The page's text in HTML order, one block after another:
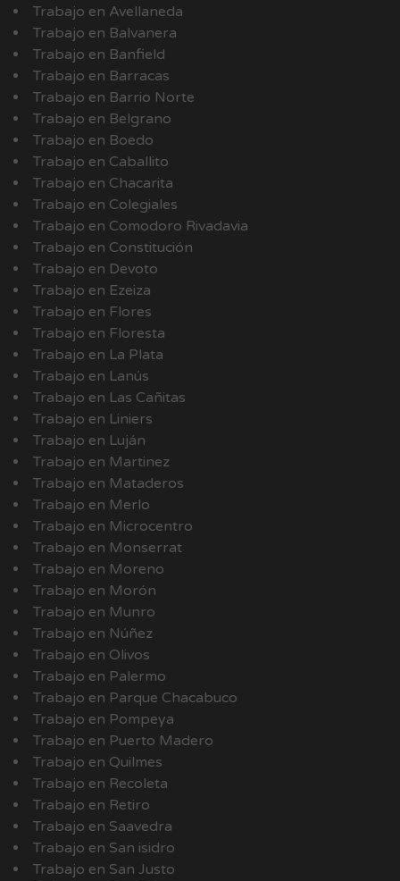
Trabajo en Avellaneda
Trabajo en Balvanera
Trabajo en Banfield
Trabajo en Barracas
Trabajo en Barrio Norte
Trabajo en Belgrano
Trabajo en Boedo
Trabajo en Caballito
Trabajo en Chacarita
Trabajo en Colegiales
Trabajo en Comodoro Rivadavia
Trabajo en Constitución
Trabajo en Devoto
Trabajo en Ezeiza
Trabajo en Flores
Trabajo en Floresta
Trabajo en La Plata
Trabajo en Lanús
Trabajo en Las Cañitas
Trabajo en Liniers
Trabajo en Luján
Trabajo en Martinez
Trabajo en Mataderos
Trabajo en Merlo
Trabajo en Microcentro
Trabajo en Monserrat
Trabajo en Moreno
Trabajo en Morón
Trabajo en Munro
Trabajo en Núñez
Trabajo en Olivos
Trabajo en Palermo
Trabajo en Parque Chacabuco
Trabajo en Pompeya
Trabajo en Puerto Madero
Trabajo en Quilmes
Trabajo en Recoleta
Trabajo en Retiro
Trabajo en Saavedra
Trabajo en San isidro
Trabajo en San Justo